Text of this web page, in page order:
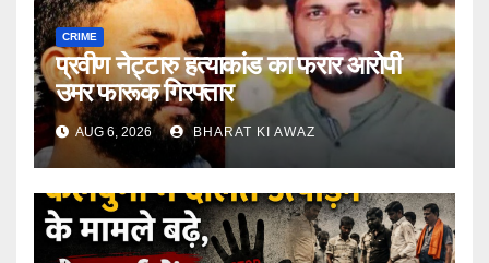
CRIME
प्रवीण नेट्टारु हत्याकांड का फरार आरोपी
उमर फारूक गिरफ्तार
AUG 6, 2026 BHARAT KI AWAZ